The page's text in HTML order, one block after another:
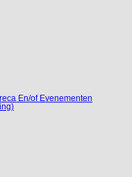
En/of Evenementen